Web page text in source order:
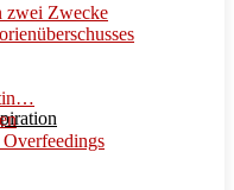
zwei Zwecke